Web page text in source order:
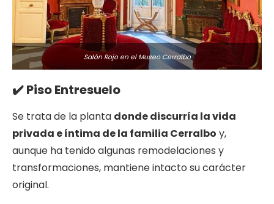
Salón Rojo en el Museo Cerralbo
✔️ Piso Entresuelo
Se trata de la planta donde discurría la vida
privada e íntima de la familia Cerralbo y,
aunque ha tenido algunas remodelaciones y
transformaciones, mantiene intacto su carácter
original.